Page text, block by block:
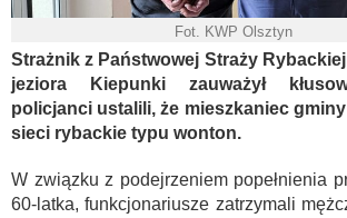
Fot. KWP Olsztyn
Strażnik z Państwowej Straży
jeziora Kiepunki zauważył
policjanci ustalili, że mieszkaniec gminy
sieci rybackie typu wonton.
W związku z podejrzeniem popełnienia
60-latka, funkcjonariusze zatrzymali